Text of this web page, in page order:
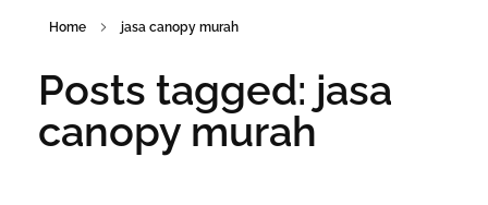
Home jasa canopy murah
Posts tagged: jasa
canopy murah